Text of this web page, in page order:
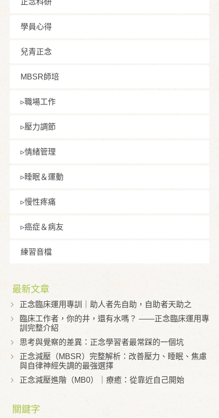
學員⼼得
兒青正念
MBSR師培
▹職場⼯作
▹壓⼒調節
▹情緒管理
▹睡眠＆運動
▹慢性疼痛
▹癌症＆病友
練習⾳檔
最新文章
正念臨床運用專訓｜助人者先自助，自助者天助之
臨床工作者，你的井，還有水嗎？ ——正念臨床運用專
訓完整介紹
思考與覺察的差異：正念學習者最常踩的一個坑
正念減壓（MBSR）完整解析：改善壓力、睡眠、焦慮
與自律神經失調的最強選擇
正念減壓進階（MB0）｜療癒：從靠近自己開始
關鍵字